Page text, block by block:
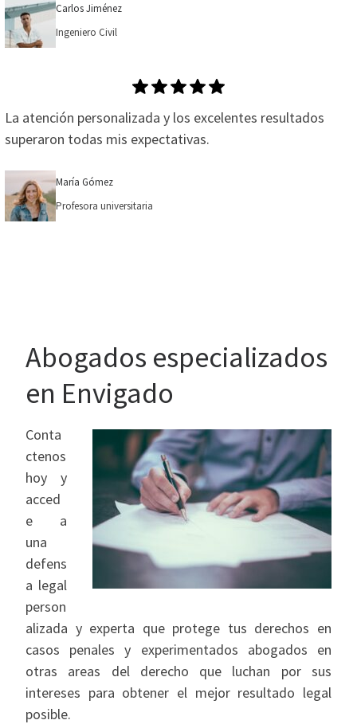
Carlos Jiménez
Ingeniero Civil
La atención personalizada y los excelentes resultados
superaron todas mis expectativas.
María Gómez
Profesora universitaria
Abogados especializados
en Envigado
Conta
ctenos
hoy y
acced
e a
una
defens
a legal
person
alizada y experta que protege tus derechos en
casos penales y experimentados abogados en
otras areas del derecho que luchan por sus
intereses para obtener el mejor resultado legal
posible.